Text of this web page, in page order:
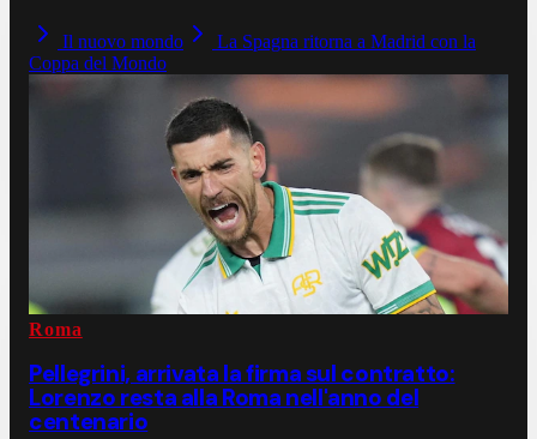
Il nuovo mondo
La Spagna ritorna a Madrid con la
Coppa del Mondo
Roma
Pellegrini, arrivata la firma sul contratto:
Lorenzo resta alla Roma nell'anno del
centenario